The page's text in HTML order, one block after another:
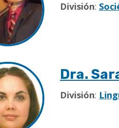
División:
Dra.
División: